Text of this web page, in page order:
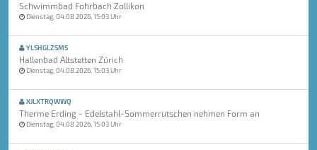
Schwimmbad Fohrbach Zollikon
Dienstag, 04.08.2026, 15:03 Uhr
YLSHGLZSMS
Hallenbad Altstetten Zürich
Dienstag, 04.08.2026, 15:03 Uhr
XJLXTRQWWQ
Therme Erding - Edelstahl-Sommerrutschen nehmen Form an
Dienstag, 04.08.2026, 15:03 Uhr